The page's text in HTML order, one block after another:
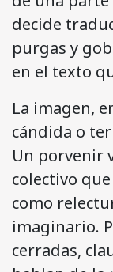
decide
purgas y
en el texto
La imagen,
cándida o
Un porvenir
colectivo
como
imaginario.
cerradas,